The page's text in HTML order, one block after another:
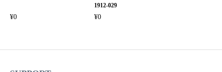
¥0
1912-029
¥0